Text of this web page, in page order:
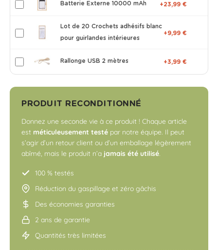
Batterie Externe 10000 mAh +23,99 €
Lot de 20 Crochets adhésifs blanc
pour guirlandes intérieures
+9,99 €
Rallonge USB 2 mètres +3,99 €
PRODUIT RECONDITIONNÉ
Donnez une seconde vie à ce produit ! Chaque article
est méticuleusement testé par notre équipe. Il peut
s’agir d’un retour client ou d’un emballage légèrement
abîmé, mais le produit n’a jamais été utilisé.
100 % testés
Réduction du gaspillage et zéro gâchis
Des économies garanties
2 ans de garantie
Quantités très limitées